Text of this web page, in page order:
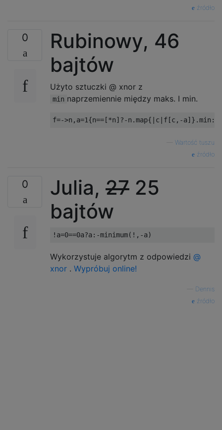
źródło
0
Rubinowy, 46
bajtów
Użyto sztuczki @ xnor z
min naprzemiennie między maks. I min.
Wartość tuszu
źródło
0 Julia, 27 25
bajtów
Wykorzystuje algorytm z odpowiedzi @
xnor . Wypróbuj online!
Dennis
źródło